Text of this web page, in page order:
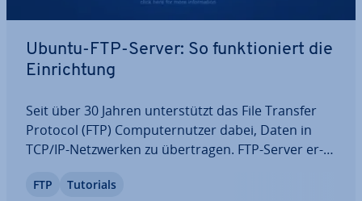
Ubuntu-FTP-Server: So funk­tio­niert die
Ein­rich­tung
Seit über 30 Jahren un­ter­stützt das File Transfer
Protocol (FTP) Com­pu­ter­nut­zer dabei, Daten in
TCP/IP-Netz­wer­ken zu über­tra­gen. FTP-Server er­
Download von Dateien, wobei jeder Zugriff über
FTP Tutorials